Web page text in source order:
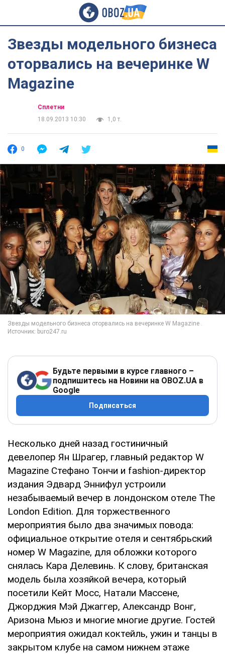
Звезды модельного бизнеса
оторвались на вечеринке W
Magazine
Сплетни
18.09.2013 10:30
1,0 т.
0
Будьте первыми в курсе главного –
подпишитесь на Новини на OBOZ.UA в
Google
Подписаться
Несколько дней назад гостиничный
девелопер Ян Шрагер, главный редактор W
Magazine Стефано Тончи и fashion-директор
издания Эдвард Эннифул устроили
незабываемый вечер в лондонском отеле The
London Edition. Для торжественного
мероприятия было два значимых повода:
официальное открытие отеля и сентябрьский
номер W Magazine, для обложки которого
снялась Кара Делевинь. К слову, британская
модель была хозяйкой вечера, который
посетили Кейт Мосс, Натали Массене,
Джорджия Мэй Джаггер, Александр Вонг,
Аризона Мьюз и многие многие другие. Гостей
мероприятия ожидал коктейль, ужин и танцы в
закрытом клубе на самом нижнем этаже